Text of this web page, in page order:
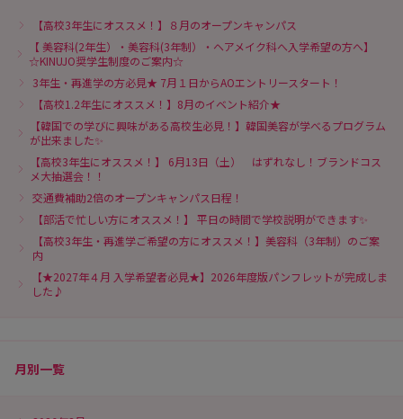
【高校3年生にオススメ！】８月のオープンキャンパス
【 美容科(2年生）・美容科(3年制）・ヘアメイク科へ入学希望の方へ】
☆KINUJO奨学生制度のご案内☆
3年生・再進学の方必見★ 7月１日からAOエントリースタート！
【高校1.2年生にオススメ！】8月のイベント紹介★
【韓国での学びに興味がある高校生必見！】韓国美容が学べるプログラム
が出来ました✨
【高校3年生にオススメ！】 6月13日（土） はずれなし！ブランドコス
メ大抽選会！！
交通費補助2倍のオープンキャンパス日程！
【部活で忙しい方にオススメ！】 平日の時間で学校説明ができます✨
【高校3年生・再進学ご希望の方にオススメ！】美容科（3年制）のご案
内
【★2027年４月 入学希望者必見★】2026年度版パンフレットが完成しま
した♪
月別一覧